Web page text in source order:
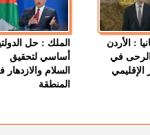
: الأردن
في
الإقليمي
الملك : حل
أساسي لتحقيق
السلام والازدهار
المنطقة